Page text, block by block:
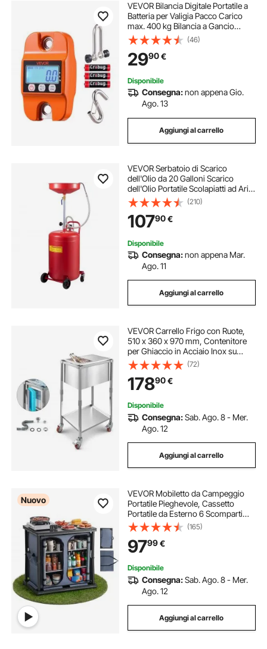
VEVOR Bilancia Digitale Portatile a
Batteria per Valigia Pacco Carico
max. 400 kg Bilancia a Gancio
Digitale Pesa Valigia Portatile
Schermo LCD Misurazione a 3
Unità per Caccia Pesca Bagaglio
(46)
2990€
Disponibile
Consegna:non appena Gio.
Ago. 13
Aggiungi al carrello
VEVOR Serbatoio di Scarico
dell'Olio da 20 Galloni Scarico
dell'Olio Portatile Scolapiatti ad Aria
Cambio dell'Olio, Contenitore
Scarico dell'Olio, Drenaggio
Trasferimento Carburante Fluido
Imbuto
(210)
10790€
Disponibile
Consegna:non appena Mar.
Ago. 11
Aggiungi al carrello
VEVOR Carrello Frigo con Ruote,
510 x 360 x 970 mm, Contenitore
per Ghiaccio in Acciaio Inox su
Ruote, Carrello Frigo da Esterno da
28 Litri con Ripiano, per Patio,
Cortile, Bar per Feste
(72)
17890€
Disponibile
Consegna:Sab. Ago. 8 - Mer.
Ago. 12
Aggiungi al carrello
Nuovo
VEVOR Mobiletto da Campeggio
Portatile Pieghevole, Cassetto
Portatile da Esterno 6 Scomparti
Portaoggetti Piano in MDF Carico
max 30 kg Postazione Cucina da
Picnic Barbecue Feste Viaggio in
Camper
(165)
9799€
Disponibile
Consegna:Sab. Ago. 8 - Mer.
Ago. 12
Aggiungi al carrello